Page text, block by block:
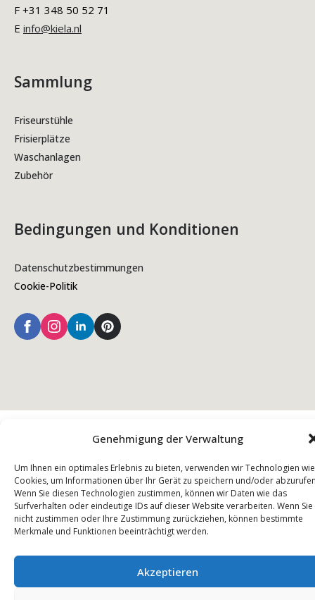
Genehmigung der Verwaltung
Um Ihnen ein optimales Erlebnis zu bieten, verwenden wir Technologien wie
Cookies, um Informationen über Ihr Gerät zu speichern und/oder
Wenn Sie diesen Technologien zustimmen, können wir Daten wie das
Surfverhalten oder eindeutige IDs auf dieser Website verarbeiten. Wenn Sie
nicht zustimmen oder Ihre Zustimmung zurückziehen, können bestimmte
Merkmale und Funktionen beeinträchtigt werden.
Akzeptieren
F +31 348 50 52 71
E info@kiela.nl
Sammlung
Friseurstühle
Frisierplätze
Waschanlagen
Zubehör
Bedingungen und Konditionen
Datenschutzbestimmungen
Cookie-Politik
© Copyright - 2026 Kiela.com - Alle rechten voorbehouden